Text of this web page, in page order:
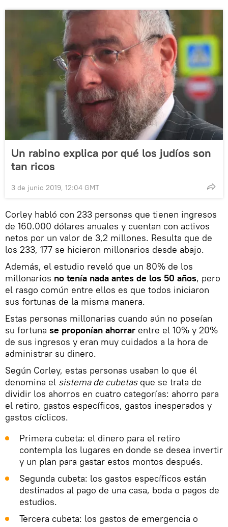
Un rabino explica por qué los judíos son
tan ricos
3 de junio 2019, 12:04 GMT
Corley habló con 233 personas que tienen ingresos
de 160.000 dólares anuales y cuentan con activos
netos por un valor de 3,2 millones. Resulta que de
los 233, 177 se hicieron millonarios desde abajo.
Además, el estudio reveló que un 80% de los
millonarios no tenía nada antes de los 50 años, pero
el rasgo común entre ellos es que todos iniciaron
sus fortunas de la misma manera.
Estas personas millonarias cuando aún no poseían
su fortuna se proponían ahorrar entre el 10% y 20%
de sus ingresos y eran muy cuidados a la hora de
administrar su dinero.
Según Corley, estas personas usaban lo que él
denomina el sistema de cubetasque se trata de
dividir los ahorros en cuatro categorías: ahorro para
el retiro, gastos específicos, gastos inesperados y
gastos cíclicos.
Primera cubeta: el dinero para el retiro
contempla los lugares en donde se desea invertir
y un plan para gastar estos montos después.
Segunda cubeta: los gastos específicos están
destinados al pago de una casa, boda o pagos de
estudios.
Tercera cubeta: los gastos de emergencia o